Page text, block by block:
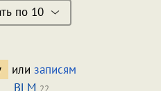
по 10
или записям
BLM 22